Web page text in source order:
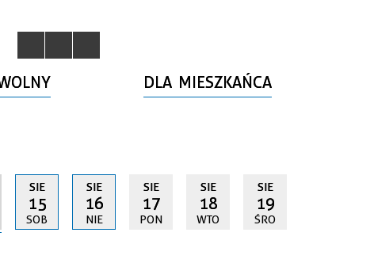
DLA MIESZKAŃCA
SIE
15
SOB
SIE
16
NIE
SIE
17
PON
SIE
18
WTO
SIE
19
ŚRO